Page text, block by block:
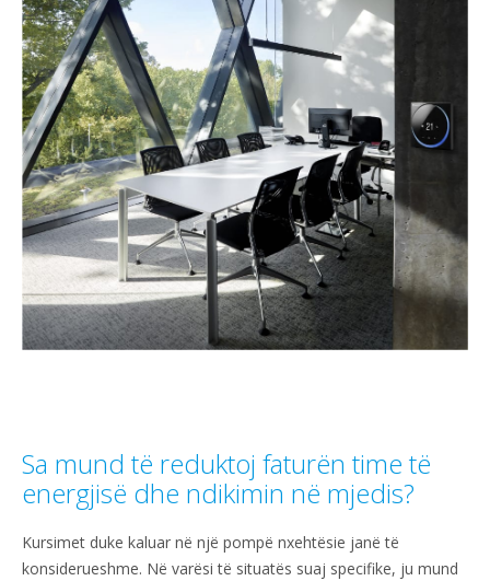
Sa mund të reduktoj faturën time të
energjisë dhe ndikimin në mjedis?
Kursimet duke kaluar në një pompë nxehtësie janë të
konsiderueshme. Në varësi të situatës suaj specifike, ju mund